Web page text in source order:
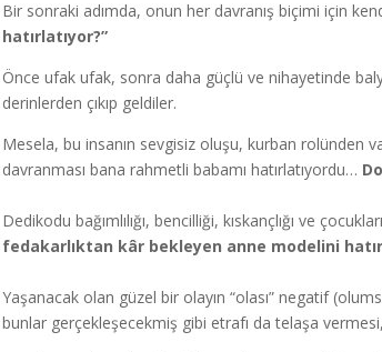
Bir sonraki adımda, onun her davranış biçimi için
hatırlatıyor?”
Önce ufak ufak, sonra daha güçlü ve nihayetinde
derinlerden çıkıp geldiler.
Mesela, bu insanın sevgisiz oluşu, kurban rolünden
davranması bana rahmetli babamı hatırlatıyordu…
Dedikodu bağımlılığı, bencilliği, kıskançlığı ve
fedakarlıktan kâr bekleyen anne modelini
Yaşanacak olan güzel bir olayın “olası” negatif
bunlar gerçekleşecekmiş gibi etrafı da telaşa